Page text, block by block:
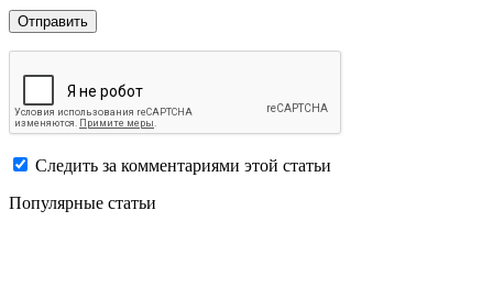
Следить за комментариями этой статьи
Популярные статьи